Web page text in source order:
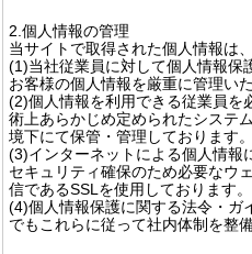
2.個人情報の管理
当サイトで取得された個人情報は
(1)当社従業員に対して個人情報保
お客様の個人情報を厳重に管理いた
(2)個人情報を利用できる従業員を
術上あらかじめ定められたシステ
境下にて保管・管理しております。
(3)インターネットによる個人情報
セキュリティ確保のため必要なウ
信であるSSLを使用しております。
(4)個人情報保護に関する法令・ガ
でもこれらに従って社内体制を整